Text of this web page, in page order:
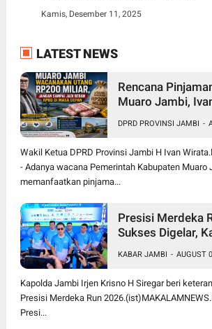
Kamis, Desember 11, 2025
LATEST NEWS
Rencana
Muaro Jambi,
Harus jadi
Pembangunan
DPRD PROVINSI JAMBI -
Wakil Ketua DPRD Provinsi Jambi H Ivan
- Adanya wacana Pemerintah Kabupaten Muaro
memanfaatkan pinjama...
Presisi Merdeka
Sukses Digelar,
dan Masyarakat
KABAR JAMBI - AUGUST
Kapolda Jambi Irjen Krisno H Siregar beri
Presisi Merdeka Run
Presi...